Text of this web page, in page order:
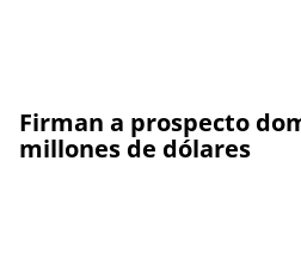
Firman a prospecto
millones de dólares